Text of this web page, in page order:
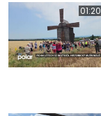
01:20